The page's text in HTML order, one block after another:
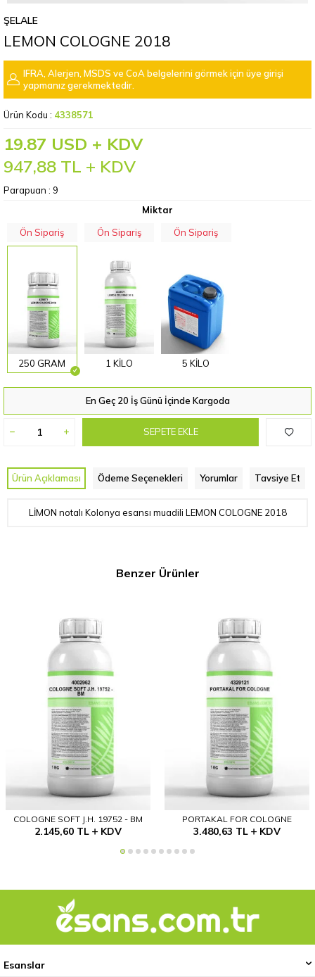
ŞELALE
LEMON COLOGNE 2018
IFRA, Alerjen, MSDS ve CoA belgelerini görmek için üye girişi
yapmanız gerekmektedir.
Ürün Kodu : 4338571
19.87 USD + KDV
947,88 TL + KDV
Parapuan : 9
Miktar
Ön Sipariş
250 GRAM
Ön Sipariş
1 KİLO
Ön Sipariş
5 KİLO
En Geç 20 İş Günü İçinde Kargoda
SEPETE EKLE
Ürün Açıklaması Ödeme Seçenekleri Yorumlar Tavsiye Et
LİMON notalı Kolonya esansı muadili LEMON COLOGNE 2018
Benzer Ürünler
COLOGNE SOFT J.H. 19752 - BM
2.145,60TL KDV
PORTAKAL FOR COLOGNE
3.480,63 TL KDV
Esanslar